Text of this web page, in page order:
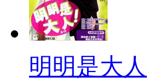
明明是大人